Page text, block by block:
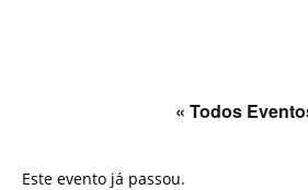
« Todos
Este evento já passou.